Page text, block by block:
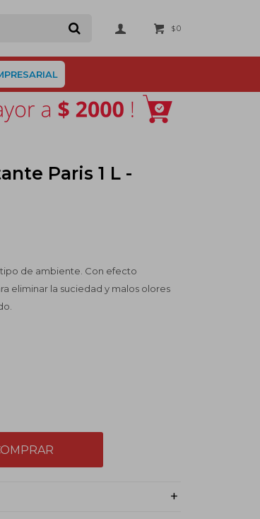
$0
Paris 1 L -
de ambiente. Con efecto
eliminar la suciedad y malos olores